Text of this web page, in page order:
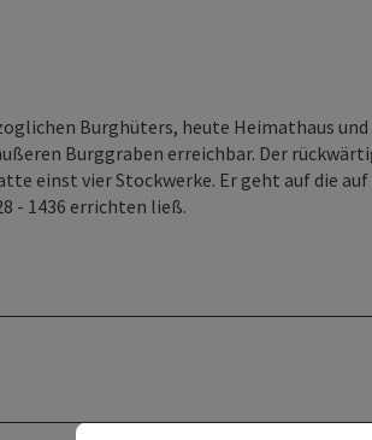
Burghüters, heute Heimathaus
Burggraben erreichbar. Der
einst vier Stockwerke. Er geht auf die
- 1436 errichten ließ.